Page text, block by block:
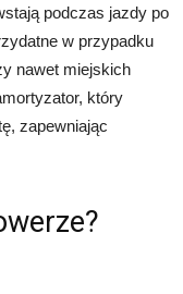
podczas jazdy po
w przypadku
nawet miejskich
który
zapewniając